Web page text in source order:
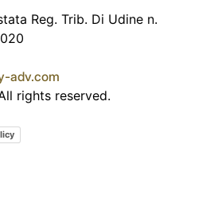
Reg. Trib. Di Udine n.
adv.com
rights reserved.